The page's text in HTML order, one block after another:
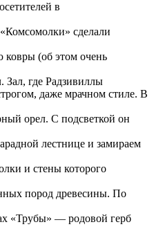
в
сделали
(об этом очень
Зал, где Радзивиллы
даже мрачном стиле. В
орел. С подсветкой он
лестнице и замираем
и стены которого
пород древесины. По
«Трубы» — родовой герб